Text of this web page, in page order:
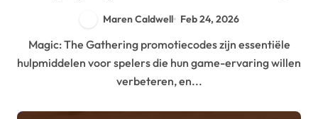
Maren Caldwell Feb 24, 2026
Magic: The Gathering promotiecodes zijn essentiële
hulpmiddelen voor spelers die hun game-ervaring willen
verbeteren, en...